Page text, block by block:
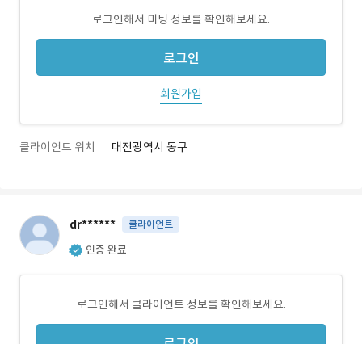
로그인해서 미팅 정보를 확인해보세요.
로그인
회원가입
클라이언트 위치 대전광역시 동구
dr****** 클라이언트
인증 완료
로그인해서 클라이언트 정보를 확인해보세요.